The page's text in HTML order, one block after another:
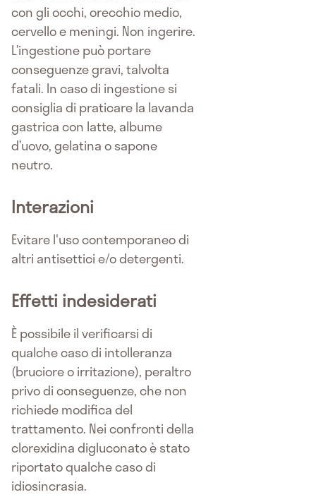
con gli occhi, orecchio medio,
cervello e meningi. Non ingerire.
L’ingestione può portare
conseguenze gravi, talvolta
fatali. In caso di ingestione si
consiglia di praticare la lavanda
gastrica con latte, albume
d’uovo, gelatina o sapone
neutro.
Interazioni
Evitare l'uso contemporaneo di
altri antisettici e/o detergenti.
Effetti indesiderati
È possibile il verificarsi di
qualche caso di intolleranza
(bruciore o irritazione), peraltro
privo di conseguenze, che non
richiede modifica del
trattamento. Nei confronti della
clorexidina digluconato è stato
riportato qualche caso di
idiosincrasia.